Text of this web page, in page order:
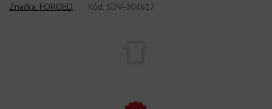
Značka: FORGED Kód: SDV-304617